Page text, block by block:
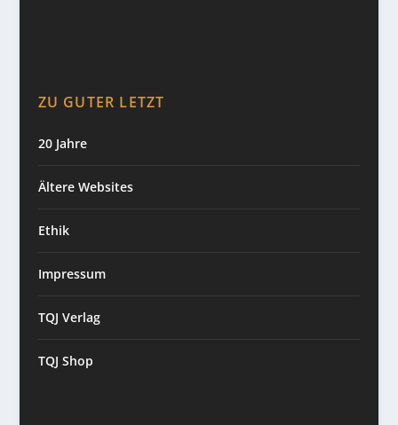
ZU GUTER LETZT
20 Jahre
Ältere Websites
Ethik
Impressum
TQJ Verlag
TQJ Shop